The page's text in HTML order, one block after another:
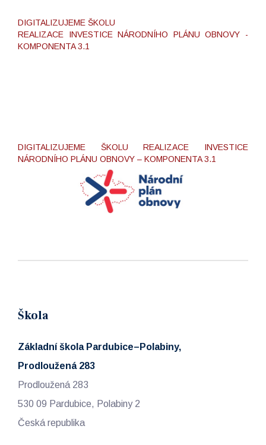
DIGITALIZUJEME ŠKOLU
REALIZACE INVESTICE NÁRODNÍHO PLÁNU OBNOVY -
KOMPONENTA 3.1
DIGITALIZUJEME ŠKOLU REALIZACE INVESTICE
NÁRODNÍHO PLÁNU OBNOVY – KOMPONENTA 3.1
Škola
Základní škola Pardubice–Polabiny,
Prodloužená 283
Prodloužená 283
530 09 Pardubice, Polabiny 2
Česká republika